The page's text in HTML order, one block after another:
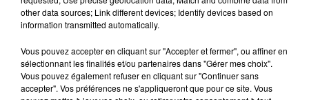
15 juillet 2026
BÉTHUNE: ENQUÊTE POUR HOMICIDE
VOLONTAIRE EN COURS, APRÈS LA...
Selon les premiers éléments, le logement servait
à des prostituées
other data sources; Link different devices; Identify devices based on
information transmitted automatically.
Vous pouvez accepter en cliquant sur "Accepter et fermer", ou affiner en
sélectionnant les finalités et/ou partenaires dans "Gérer mes choix".
Vous pouvez également refuser en cliquant sur "Continuer sans
accepter". Vos préférences ne s'appliqueront que pour ce site. Vous